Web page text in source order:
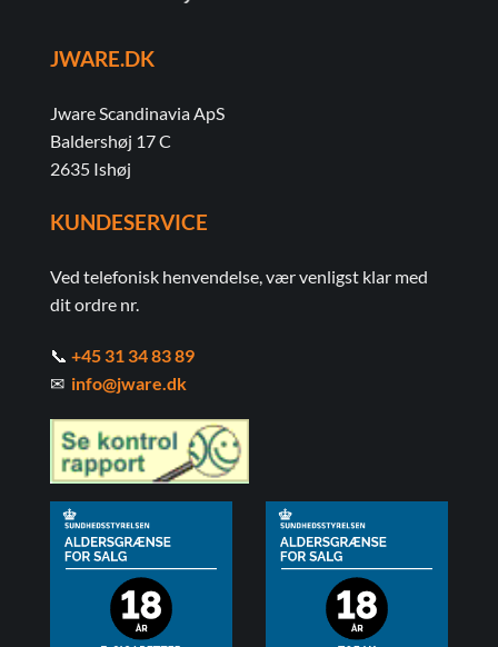
JWARE.DK
Jware Scandinavia ApS
Baldershøj 17 C
2635 Ishøj
KUNDESERVICE
Ved telefonisk henvendelse, vær venligst klar med
dit ordre nr.
📞 +45 31 34 83 89
✉ info@jware.dk